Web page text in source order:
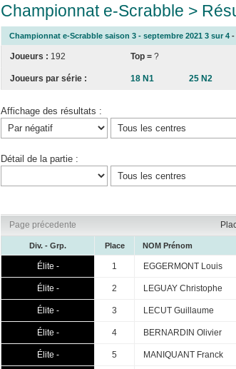
Championnat e-Scrabble >
Championnat e-Scrabble saison 3 - septembre 2021 3 sur 4 -
Joueurs : 192 Top = ?
Joueurs par série : 18 N1 25 N2
Affichage des résultats :
Détail de la partie :
Page précedente
Div. - Grp. Place NOM Prénom
Élite - 1 EGGERMONT Louis
Élite - 2 LEGUAY Christophe
Élite - 3 LECUT Guillaume
Élite - 4 BERNARDIN Olivier
Élite - 5 MANIQUANT Franck